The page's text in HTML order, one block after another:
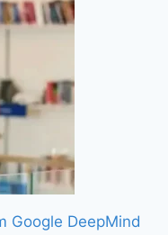
Google DeepMind